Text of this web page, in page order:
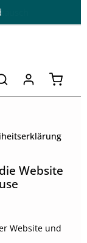
Website
Website und